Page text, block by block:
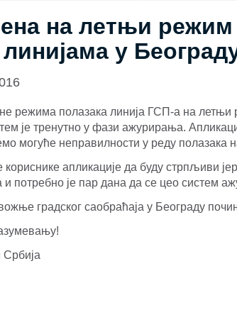
на летњи
у
режима полазака линија ГСП-а на летњи
је тренутно у фази ажурирања.
могуће неправилности у реду полазака
апликације да буду стрпљиви
и потребно је пар дана да се цео систем
градског саобраћаја у Београду